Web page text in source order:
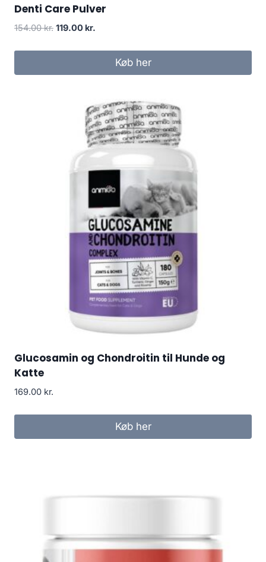
Denti Care Pulver
154.00kr. Den
119.00 kr.
Køb her
Glucosamin og Chondroitin til Hunde og
Katte
169.00 kr.
Køb her